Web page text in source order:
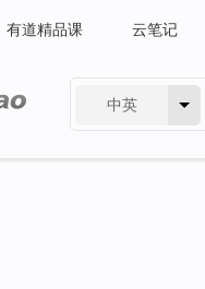
有道精品课 云笔记
中英